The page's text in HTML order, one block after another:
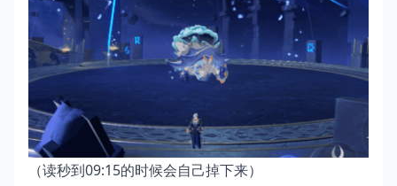
（读秒到09:15的时候会自己掉下来）